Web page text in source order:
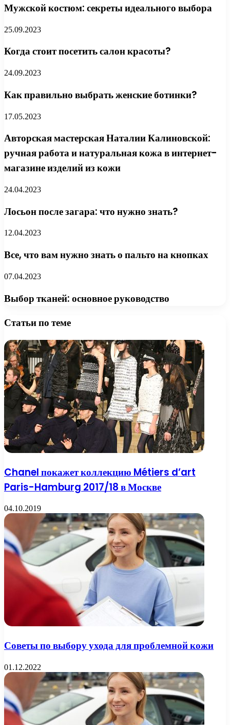
Мужской костюм: секреты идеального выбора
25.09.2023
Когда стоит посетить салон красоты?
24.09.2023
Как правильно выбрать женские ботинки?
17.05.2023
Авторская мастерская Наталии Калиновской:
ручная работа и натуральная кожа в интернет-
магазине изделий из кожи
24.04.2023
Лосьон после загара: что нужно знать?
12.04.2023
Все, что вам нужно знать о пальто на кнопках
07.04.2023
Выбор тканей: основное руководство
Статьи по теме
Chanel покажет коллекцию Métiers d’art
Paris-Hamburg 2017/18 в Москве
04.10.2019
Советы по выбору ухода для проблемной кожи
01.12.2022